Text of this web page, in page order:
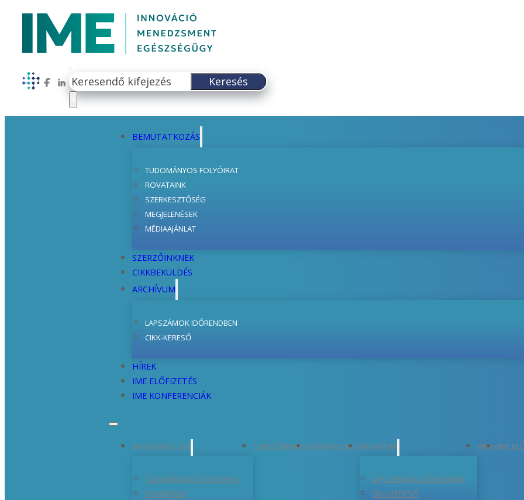
Follow us on Facebook
Follow us on LinkedIn
Keresés
Keresés
BEMUTATKOZÁS
TUDOMÁNYOS FOLYÓIRAT
ROVATAINK
SZERKESZTŐSÉG
MEGJELENÉSEK
MÉDIAAJÁNLAT
SZERZŐINKNEK
CIKKBEKÜLDÉS
ARCHÍVUM
LAPSZÁMOK IDŐRENDBEN
CIKK-KERESŐ
HÍREK
IME ELŐFIZETÉS
IME KONFERENCIÁK
BEMUTATKOZÁS
TUDOMÁNYOS FOLYÓIRAT
ROVATAINK
SZERZŐINKNEKCIKKBEKÜLDÉSARCHÍVUM
LAPSZÁMOK IDŐRENDBEN
CIKK-KERESŐ
HÍREKIME